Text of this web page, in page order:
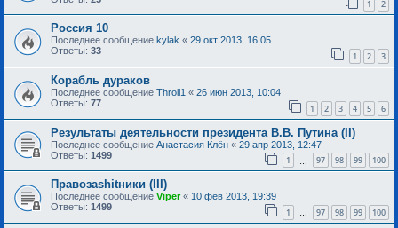
1 2
Россия 10
Последнее сообщение kylak « 29 окт 2013, 16:05
Ответы: 33 1 2 3
Корабль дураков
Последнее сообщение Throll1 « 26 июн 2013, 10:04
Ответы: 77 1 2 3 4 5 6
Результаты деятельности президента В.В. Путина (II)
Последнее сообщение Анастасия Клён « 29 апр 2013, 12:47
Ответы: 1499 1 97 98 99 100
Правозаshitники (III)
Последнее сообщение Viper« 10 фев 2013, 19:39
Ответы: 1499 1 … 97 98 99 100